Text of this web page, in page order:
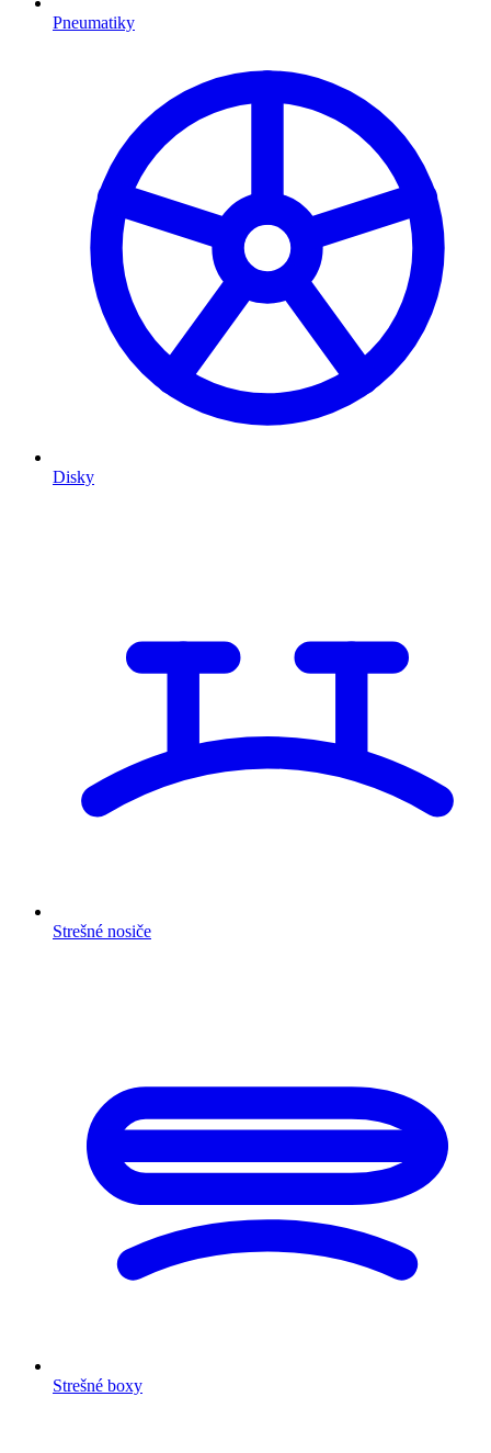
Pneumatiky
Disky
Strešné nosiče
Strešné boxy